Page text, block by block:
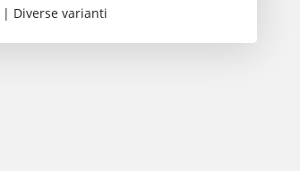
| Diverse varianti